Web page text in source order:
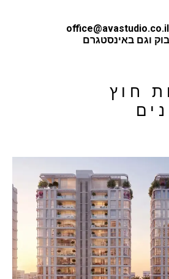
וגם באינסטגרם
חוץ